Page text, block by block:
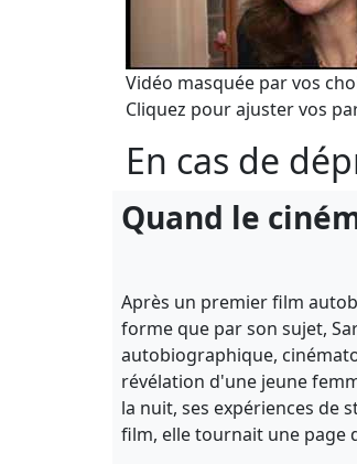
Vidéo masquée par vos
Cliquez pour ajuster vos
En cas de
Quand le
Après un premier film
forme que par son sujet,
autobiographique,
révélation d'une jeune
la nuit, ses expériences de
film, elle tournait une page